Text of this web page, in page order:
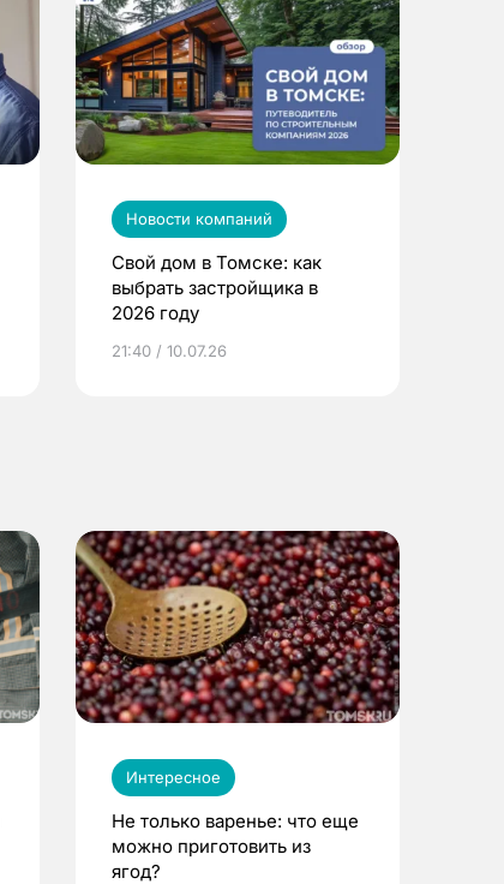
Новости компаний
Свой дом в Томске: как
выбрать застройщика в
2026 году
21:40 / 10.07.26
Интересное
Не только варенье: что еще
можно приготовить из
ягод?